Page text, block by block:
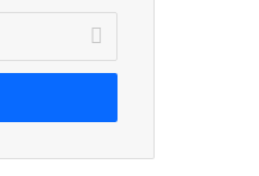
بريدك
الإلكتروني